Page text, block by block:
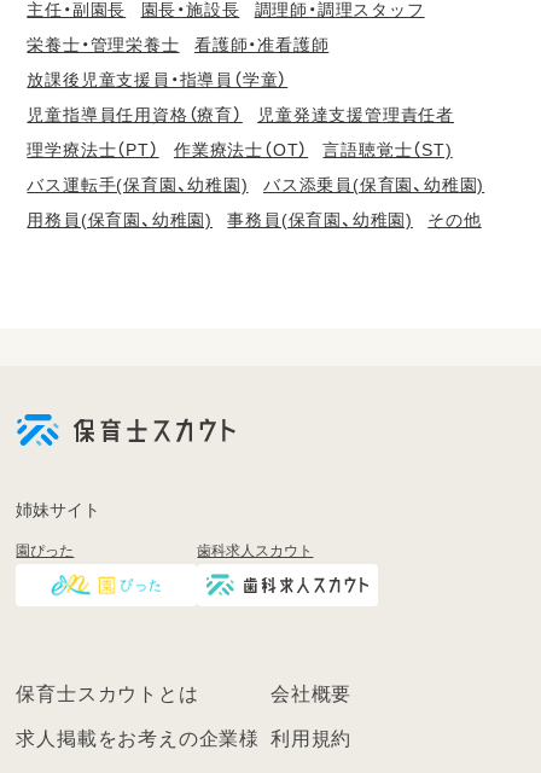
主任・副園長
園長・施設長
調理師・調理スタッフ
栄養士・管理栄養士
看護師・准看護師
放課後児童支援員・指導員（学童）
児童指導員任用資格（療育）
児童発達支援管理責任者
理学療法士（PT）
作業療法士（OT）
言語聴覚士（ST)
バス運転手(保育園、幼稚園)
バス添乗員(保育園、幼稚園)
用務員(保育園、幼稚園)
事務員(保育園、幼稚園) その他
登
く
ン
姉妹サイト
園ぴった 歯科求人スカウト
保育士スカウトとは 会社概要
求人掲載をお考えの企業様 利用規約